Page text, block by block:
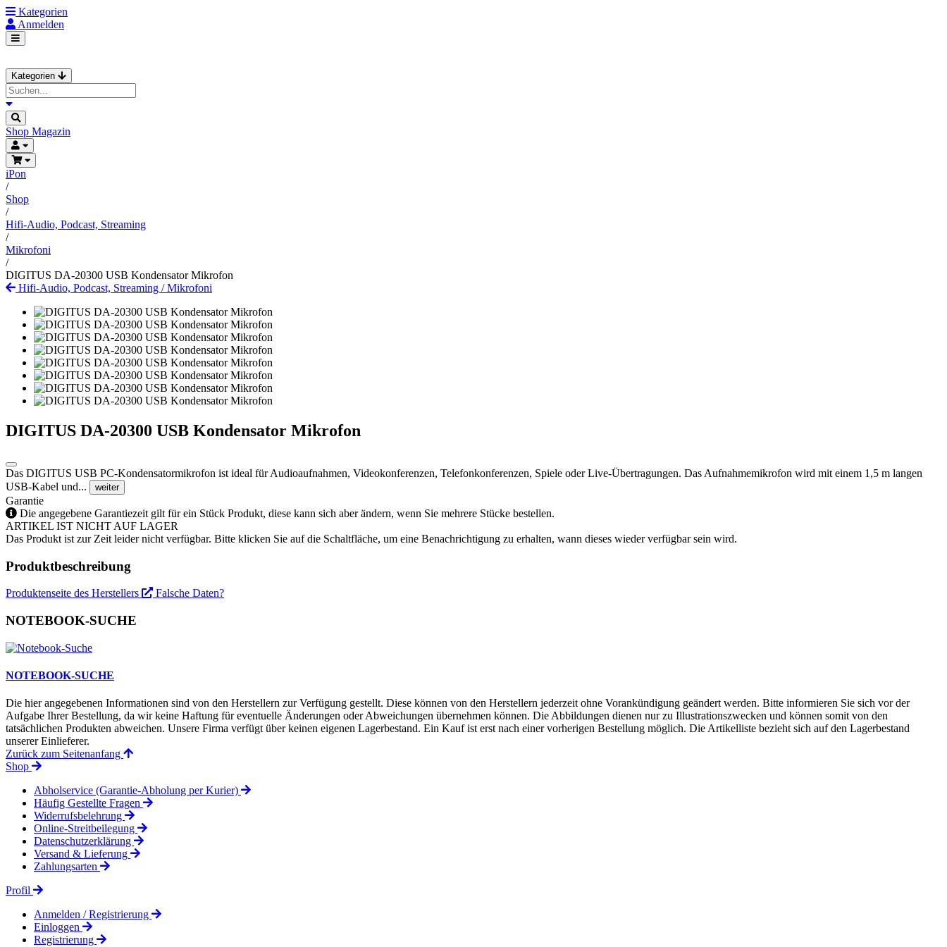
Kategorien
Anmelden
Kategorien
Shop Magazin
iPon
/
Shop
/
Hifi-Audio, Podcast, Streaming
/
Mikrofoni
/
DIGITUS DA-20300 USB Kondensator Mikrofon
Hifi-Audio, Podcast, Streaming /Mikrofoni
DIGITUS DA-20300 USB Kondensator Mikrofon
Das DIGITUS USB PC-Kondensatormikrofon ist ideal für Audioaufnahmen, Videokonferenzen, Telefonkonferenzen, Spiele oder Live-Übertragungen. Das Aufnahmemikrofon wird mit einem 1,5 m langen
USB-Kabel und...
weiter
Garantie
Die angegebene Garantiezeit gilt für ein Stück Produkt, diese kann sich aber ändern, wenn Sie mehrere Stücke bestellen.
ARTIKEL IST NICHT AUF LAGER
Das Produkt ist zur Zeit leider nicht verfügbar. Bitte klicken Sie auf die Schaltfläche, um eine Benachrichtigung zu erhalten, wann dieses wieder verfügbar sein wird.
Produktbeschreibung
Produktenseite des Herstellers Falsche Daten?
NOTEBOOK-SUCHE
NOTEBOOK-SUCHE
Die hier angegebenen Informationen sind von den Herstellern zur Verfügung gestellt. Diese können von den Herstellern jederzeit ohne Vorankündigung geändert werden. Bitte informieren Sie sich vor der
Aufgabe Ihrer Bestellung, da wir keine Haftung für eventuelle Änderungen oder Abweichungen übernehmen können. Die Abbildungen dienen nur zu Illustrationszwecken und können somit von den
tatsächlichen Produkten abweichen. Unsere Firma verfügt über keinen eigenen Lagerbestand. Ein Kauf ist erst nach einer vorherigen Bestellung möglich. Die Artikelliste bezieht sich auf den Lagerbestand
unserer Einlieferer.
Zurück zum Seitenanfang
Shop
Abholservice (Garantie-Abholung per Kurier)
Häufig Gestellte Fragen
Widerrufsbelehrung
Online-Streitbeilegung
Datenschutzerklärung
Versand & Lieferung
Zahlungsarten
Profil
Anmelden / Registrierung
Einloggen
Registrierung